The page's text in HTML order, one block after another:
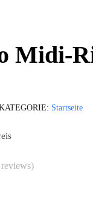
Midi-
Startseite